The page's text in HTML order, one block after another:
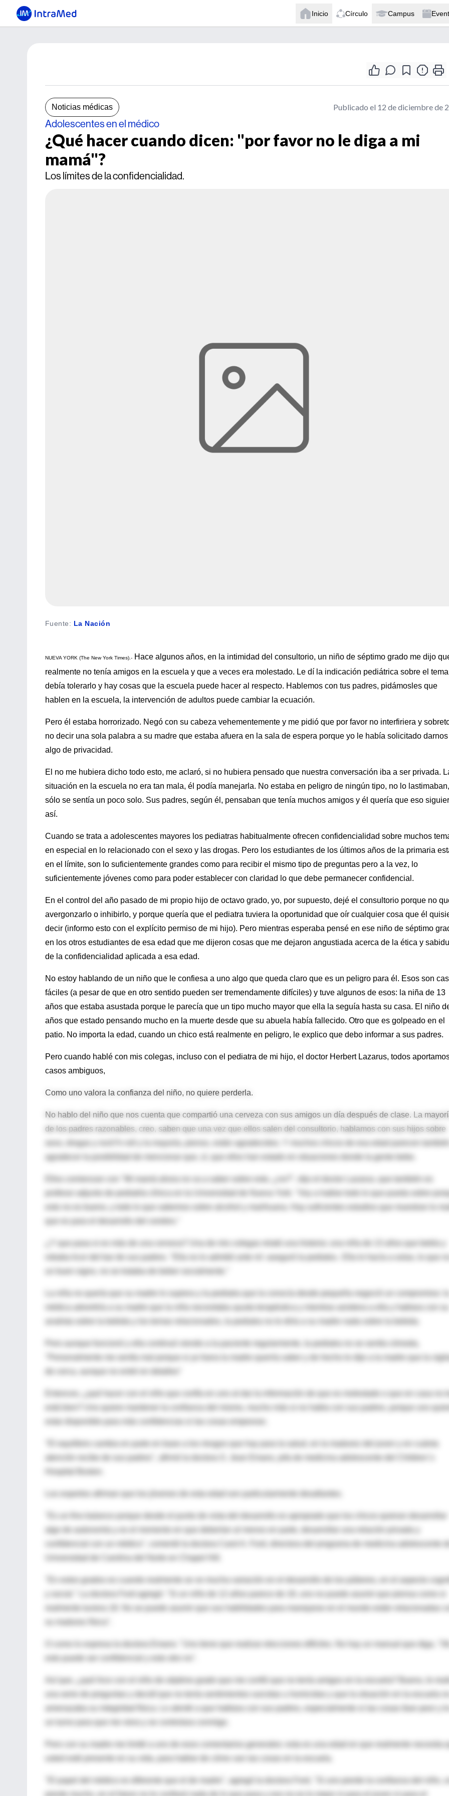
Inicio Círculo Campus
Noticias médicas Publicado el 12 de diciembre de
Adolescentes en el médico
¿Qué hacer cuando dicen: "por favor no le diga a mi
mamá"?
Los límites de la confidencialidad.
Fuente: La Nación
NUEVA YORK (The New York Times).- Hace algunos años, en la intimidad del consultorio, un niño de séptimo grado me dijo
realmente no tenía amigos en la escuela y que a veces era molestado. Le dí la indicación pediátrica sobre el
debía tolerarlo y hay cosas que la escuela puede hacer al respecto. Hablemos con tus padres, pidámosles que
hablen en la escuela, la intervención de adultos puede cambiar la ecuación.
Pero él estaba horrorizado. Negó con su cabeza vehementemente y me pidió que por favor no interfiriera y
no decir una sola palabra a su madre que estaba afuera en la sala de espera porque yo le había solicitado darnos
algo de privacidad.
El no me hubiera dicho todo esto, me aclaró, si no hubiera pensado que nuestra conversación iba a ser privada.
situación en la escuela no era tan mala, él podía manejarla. No estaba en peligro de ningún tipo, no lo lastimaban,
sólo se sentía un poco solo. Sus padres, según él, pensaban que tenía muchos amigos y él quería que eso
así.
Cuando se trata a adolescentes mayores los pediatras habitualmente ofrecen confidencialidad sobre muchos
en especial en lo relacionado con el sexo y las drogas. Pero los estudiantes de los últimos años de la primaria
en el límite, son lo suficientemente grandes como para recibir el mismo tipo de preguntas pero a la vez, lo
suficientemente jóvenes como para poder establecer con claridad lo que debe permanecer confidencial.
En el control del año pasado de mi propio hijo de octavo grado, yo, por supuesto, dejé el consultorio porque no
avergonzarlo o inhibirlo, y porque quería que el pediatra tuviera la oportunidad que oír cualquier cosa que él
decir (informo esto con el explícito permiso de mi hijo). Pero mientras esperaba pensé en ese niño de séptimo
en los otros estudiantes de esa edad que me dijeron cosas que me dejaron angustiada acerca de la ética y
de la confidencialidad aplicada a esa edad.
No estoy hablando de un niño que le confiesa a uno algo que queda claro que es un peligro para él. Esos son
fáciles (a pesar de que en otro sentido pueden ser tremendamente difíciles) y tuve algunos de esos: la niña de 13
años que estaba asustada porque le parecía que un tipo mucho mayor que ella la seguía hasta su casa. El niño
años que estado pensando mucho en la muerte desde que su abuela había fallecido. Otro que es golpeado en el
patio. No importa la edad, cuando un chico está realmente en peligro, le explico que debo informar a sus padres.
Pero cuando hablé con mis colegas, incluso con el pediatra de mi hijo, el doctor Herbert Lazarus, todos
casos ambiguos,
Como uno valora la confianza del niño, no quiere perderla.
No hablo del niño que nos cuenta que compartió una cerveza con sus amigos un día después de clase. La
de los padres razonables, creo, saben que una vez que ellos salen del consultorio, hablamos con sus hijos sobre
sexo, drogas y rock?n roll y la mayoría, pienso, están agradecidos. Y muchos chicos de esa edad parecen también
agradecer la posibilidad de mencionar que, sí, que ellos han estado en situaciones donde la gente bebe.
¿Y que pasa si es más de una cerveza? Una de mis colegas relató una historia: una niña de 13 años que bebía y
robaba licor del bar de sus padres. "Ella no lo admitió ante mí -aseguró la pediatra-. Ella lo hacía a solas, lo que no
un buen signo, no se trataba de beber socialmente."
La niña no quería que su madre lo supiera y la pediatra que la conocía desde pequeña negoció un compromiso: la
médica advertiría a su madre que la niña necesitaba ayuda terapéutica y mientras asistiera a ella y hablara con su
Pero aunque funcionó y ella continuó viendo a la paciente regularmente, la pediatra no se sentía cómoda,
"Personalmente me sentía mal porque si yo fuera la madre querría saber y de hecho le dije a la madre que la
de cerca, aunque no entré en detalles"
está bien? Uno quiere mantener la confianza del mismo, mucho más si no habla con sus padres, porque uno
estar disponible para más confidencias si las cosas empeoran.
"El equilibrio cambia en parte en base a los riesgos que hay para la salud, en la madurez del joven y en cuánta
"Es un fino balance porque desde el punto de vista del desarrollo es apropiado que los chicos quieran desarrollar
algo de autonomía y es el momento en que deberían al menos en parte, desarrollar una relación privada y
confidencial con un médico", comentó la doctora Carol A. Ford, directora del programa de medicina adolescente
Universidad de Carolina del Norte en Chapel Hill.
"En estos grados es cuando realmente se ve mucha variación en el desarrollo de los púberes, en el aspecto
y social." La doctora Ford agregó: "Si un niño de 12 años parece de 18, uno no puede asumir que piensa como si
O como lo expresa la doctora Emans: "Uno tiene que realizar elecciones difíciles. No hay un manual que diga, "Ok,
Así que, ¿qué hice con el niño de séptimo grado que me confió que no tenía amigos en la escuela? Bueno, le
una serie de preguntas y decidí que no tenía sentimientos suicidas u homicidas y que la situación en la escuela no
amenazaba su integridad física. Lo alenté a que hablara con sus padres, especialmente si las cosas iban peor y le
un turno para que me viera y se controlara conmigo.
Pero con su madre me limité a uno de esos comentarios generales: esta es una edad en que realmente necesita
"El papel del médico es diferente que el de madre", agregó la doctora Ford, "Si uno pierde la confianza del niño,